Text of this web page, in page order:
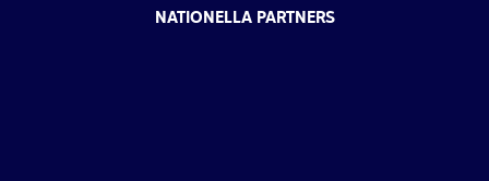
NATIONELLA PARTNERS